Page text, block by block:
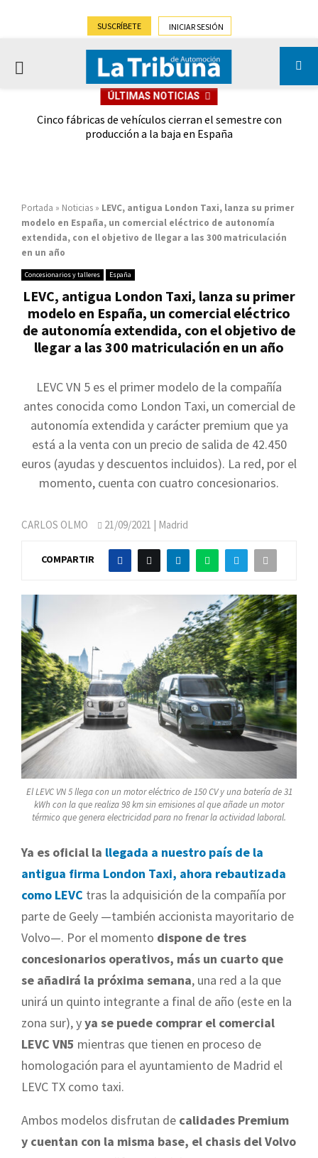
SUSCRÍBETE INICIAR SESIÓN
PRIMARY
ÚLTIMAS NOTICIAS
Cinco fábricas de vehículos cierran el semestre con
producción a la baja en España
Portada » Noticias » LEVC, antigua London Taxi, lanza su primer
modelo en España, un comercial eléctrico de autonomía
extendida, con el objetivo de llegar a las 300 matriculación
en un año
Concesionarios y talleres España
LEVC, antigua London Taxi, lanza su primer
modelo en España, un comercial eléctrico
de autonomía extendida, con el objetivo de
llegar a las 300 matriculación en un año
LEVC VN 5 es el primer modelo de la compañía
antes conocida como London Taxi, un comercial de
autonomía extendida y carácter premium que ya
está a la venta con un precio de salida de 42.450
euros (ayudas y descuentos incluidos). La red, por el
momento, cuenta con cuatro concesionarios.
CARLOS OLMO 21/09/2021 | Madrid
COMPARTIR
El LEVC VN 5 llega con un motor eléctrico de 150 CV y una batería de 31
kWh con la que realiza 98 km sin emisiones al que añade un motor
térmico que genera electricidad para no frenar la actividad laboral.
Ya es oficial la llegada a nuestro país de la
antigua firma London Taxi, ahora rebautizada
como LEVC tras la adquisición de la compañía por
parte de Geely —también accionista mayoritario de
Volvo—. Por el momento dispone de tres
concesionarios operativos, más un cuarto que
se añadirá la próxima semana, una red a la que
unirá un quinto integrante a final de año (este en la
zona sur), yya se puede comprar el comercial
LEVC VN5 mientras que tienen en proceso de
homologación para el ayuntamiento de Madrid el
LEVC TX como taxi.
Ambos modelos disfrutan de calidades Premium
y cuentan con la misma base, el chasis del Volvo